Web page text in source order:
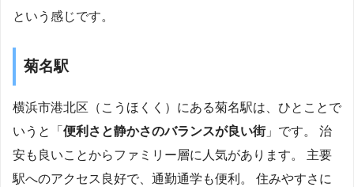
という感じです。
菊名駅
横浜市港北区（こうほくく）にある菊名駅は、ひとことで
いうと「 便利さと静かさのバランスが良い街」です。 治
安も良いことからファミリー層に人気があります。 主要
駅へのアクセス良好で、通勤通学も便利。 住みやすさに